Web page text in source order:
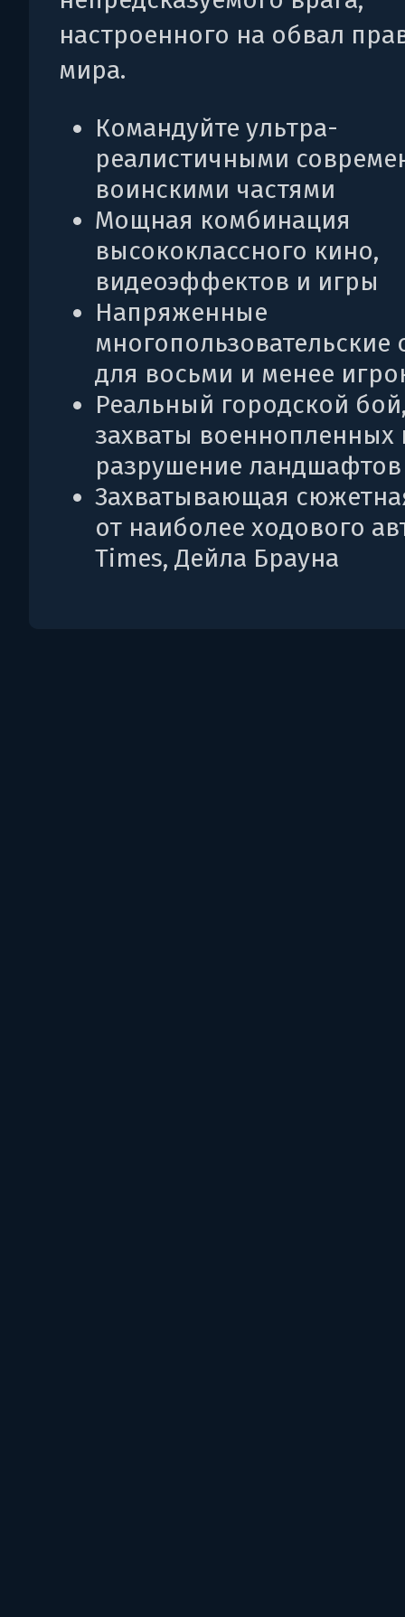
настроенного на обвал
мира.
Командуйте ультра-
реалистичными
воинскими частями
Мощная комбинация
высококлассного кино,
видеоэффектов и игры
Напряженные
многопользовательские
для восьми и менее
Реальный городской
захваты военнопленных
разрушение ландшафтов
Захватывающая
от наиболее ходового
Times, Дейла Брауна